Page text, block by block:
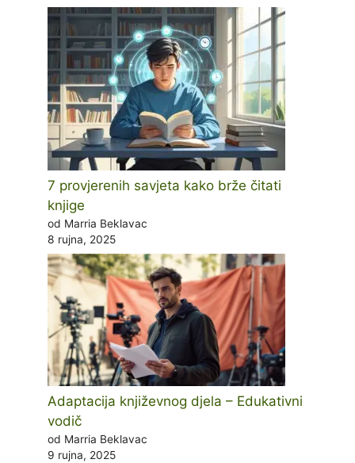
7 provjerenih savjeta kako brže čitati
knjige
od Marria Beklavac
8 rujna, 2025
Adaptacija književnog djela – Edukativni
vodič
od Marria Beklavac
9 rujna, 2025